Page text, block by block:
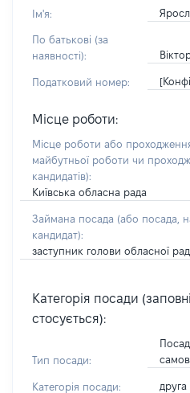
Ім'я:
По батькові (за
наявності):
Податковий номер:
Місце роботи:
Місце роботи або
майбутньої роботи чи
кандидатів):
Київська обласна рада
Займана посада (або посада,
кандидат):
заступник голови обласної
Категорія посади
стосується):
Тип посади:
Категорія посади: друга